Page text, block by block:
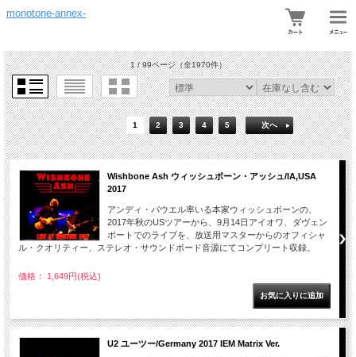
monotone-annex-
1 / 99ページ（全1970件）
1 2 3 4 5 次へ
Wishbone Ash ウィッシュボーン・アッシュ/IA,USA
2017
アンディ・パウエル率いる本家ウィッシュボーンの、
2017年秋のUSツアーから、9月14日アイオワ、ダヴェン
ポートでのライブを、放送用マスターからのオフィシャ
ル・クオリティー、ステレオ・サウンドボード音源にてコンプリート収録。
価格： 1,649円(税込)
U2 ユーツー/Germany 2017 IEM Matrix Ver.